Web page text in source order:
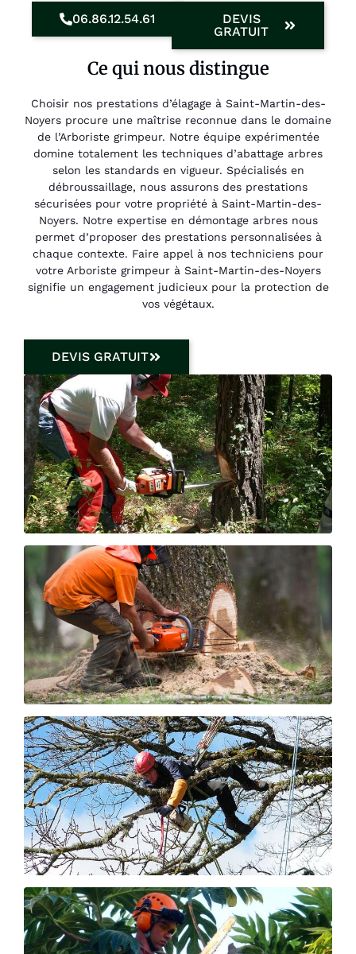
06.86.12.54.61
DEVIS
GRATUIT
Ce qui nous distingue
Choisir nos prestations d’élagage à Saint-Martin-des-
Noyers procure une maîtrise reconnue dans le domaine
de l’Arboriste grimpeur. Notre équipe expérimentée
domine totalement les techniques d’abattage arbres
selon les standards en vigueur. Spécialisés en
débroussaillage, nous assurons des prestations
sécurisées pour votre propriété à Saint-Martin-des-
Noyers. Notre expertise en démontage arbres nous
permet d’proposer des prestations personnalisées à
chaque contexte. Faire appel à nos techniciens pour
votre Arboriste grimpeur à Saint-Martin-des-Noyers
signifie un engagement judicieux pour la protection de
vos végétaux.
DEVIS GRATUIT